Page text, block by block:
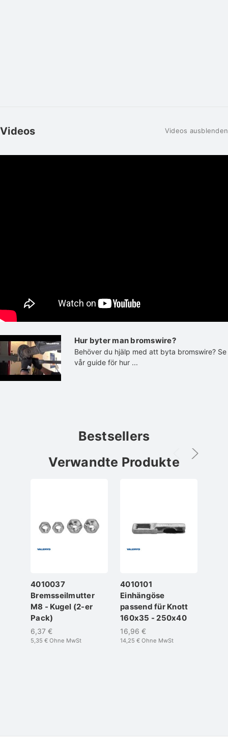
Videos Videos ausblenden
Hur byter man bromswire?
Behöver du hjälp med att byta bromswire? Se
vår guide för hur ...
Bestsellers
Verwandte Produkte
4010037
Bremsseilmutter
M8 - Kugel (2-er
Pack)
6,37 €
5,35 € Ohne MwSt
4010101
Einhängöse
passend für Knott
160x35 - 250x40
16,96 €
14,25 € Ohne MwSt